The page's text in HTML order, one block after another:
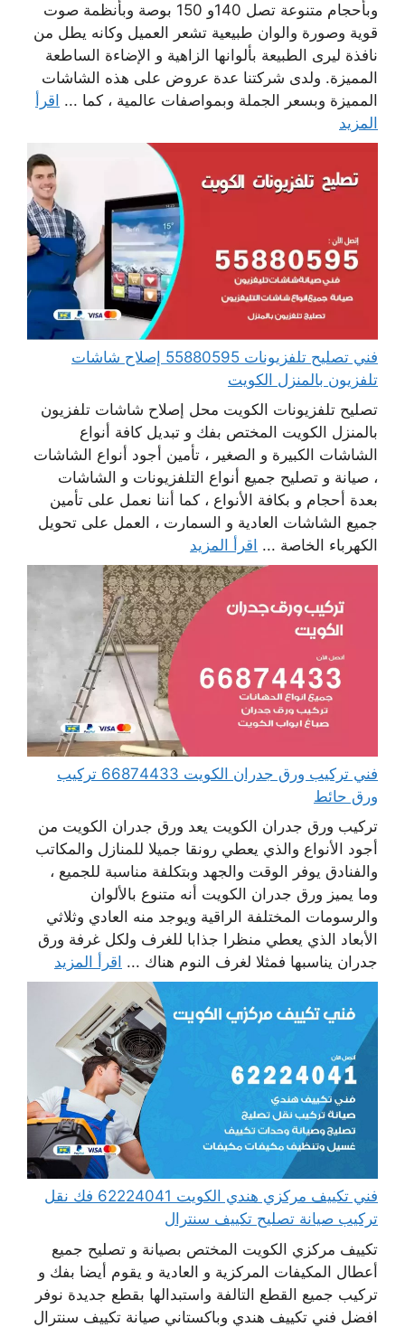
وبأحجام متنوعة تصل 140و 150 بوصة وبأنظمة صوت
قوية وصورة والوان طبيعية تشعر العميل وكانه يطل من
نافذة ليرى الطبيعة بألوانها الزاهية و الإضاءة الساطعة
المميزة. ولدى شركتنا عدة عروض على هذه الشاشات
المميزة وبسعر الجملة وبمواصفات عالمية ، كما ... اقرأ
المزيد
فني تصليح تلفزيونات 55880595 إصلاح شاشات
تلفزيون بالمنزل الكويت
تصليح تلفزيونات الكويت محل إصلاح شاشات تلفزيون
بالمنزل الكويت المختص بفك و تبديل كافة أنواع
الشاشات الكبيرة و الصغير ، تأمين أجود أنواع الشاشات
، صيانة و تصليح جميع أنواع التلفزيونات و الشاشات
بعدة أحجام و بكافة الأنواع ، كما أننا نعمل على تأمين
جميع الشاشات العادية و السمارت ، العمل على تحويل
الكهرباء الخاصة ... اقرأ المزيد
فني تركيب ورق جدران الكويت 66874433 تركيب
ورق حائط
تركيب ورق جدران الكويت يعد ورق جدران الكويت من
أجود الأنواع والذي يعطي رونقا جميلا للمنازل والمكاتب
والفنادق يوفر الوقت والجهد وبتكلفة مناسبة للجميع ،
وما يميز ورق جدران الكويت أنه متنوع بالألوان
والرسومات المختلفة الراقية ويوجد منه العادي وثلاثي
الأبعاد الذي يعطي منظرا جذابا للغرف ولكل غرفة ورق
جدران يناسبها فمثلا لغرف النوم هناك ... اقرأ المزيد
فني تكييف مركزي هندي الكويت 62224041 فك نقل
تركيب صيانة تصليح تكييف سنترال
تكييف مركزي الكويت المختص بصيانة و تصليح جميع
أعطال المكيفات المركزية و العادية و يقوم أيضا بفك و
تركيب جميع القطع التالفة واستبدالها بقطع جديدة نوفر
افضل فني تكييف هندي وباكستاني صيانة تكييف سنترال